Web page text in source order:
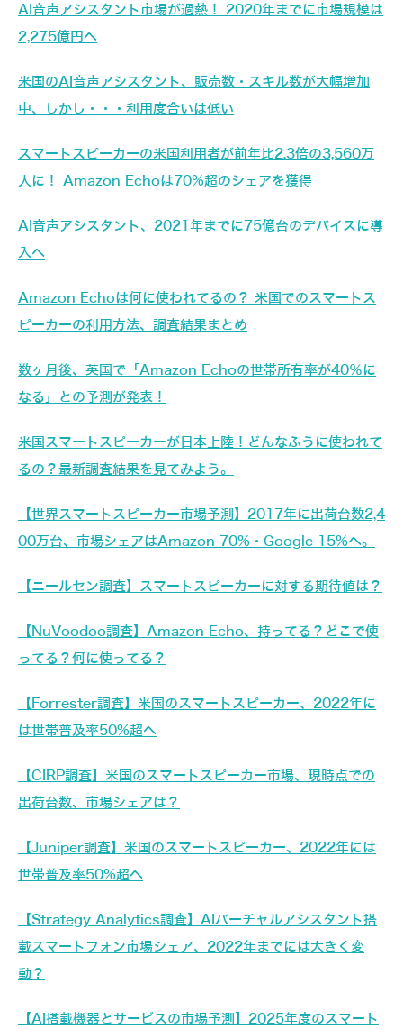
AI音声アシスタント市場が過熱！ 2020年までに市場規模は
2,275億円へ
米国のAI音声アシスタント、販売数・スキル数が大幅増加
中、しかし・・・利用度合いは低い
スマートスピーカーの米国利用者が前年比2.3倍の3,560万
人に！ Amazon Echoは70%超のシェアを獲得
AI音声アシスタント、2021年までに75億台のデバイスに導
入へ
Amazon Echoは何に使われてるの？ 米国でのスマートス
ピーカーの利用方法、調査結果まとめ
数ヶ月後、英国で「Amazon Echoの世帯所有率が40％に
なる」との予測が発表！
米国スマートスピーカーが日本上陸！どんなふうに使われて
るの？最新調査結果を見てみよう。
【世界スマートスピーカー市場予測】2017年に出荷台数2,4
00万台、市場シェアはAmazon 70%・Google 15%へ。
【ニールセン調査】スマートスピーカーに対する期待値は？
【NuVoodoo調査】Amazon Echo、持ってる？どこで使
ってる？何に使ってる？
【Forrester調査】米国のスマートスピーカー、2022年に
は世帯普及率50%超へ
【CIRP調査】米国のスマートスピーカー市場、現時点での
出荷台数、市場シェアは？
【Juniper調査】米国のスマートスピーカー、2022年には
世帯普及率50%超へ
【Strategy Analytics調査】AIバーチャルアシスタント搭
載スマートフォン市場シェア、2022年までには大きく変
動？
【AI搭載機器とサービスの市場予測】2025年度のスマート